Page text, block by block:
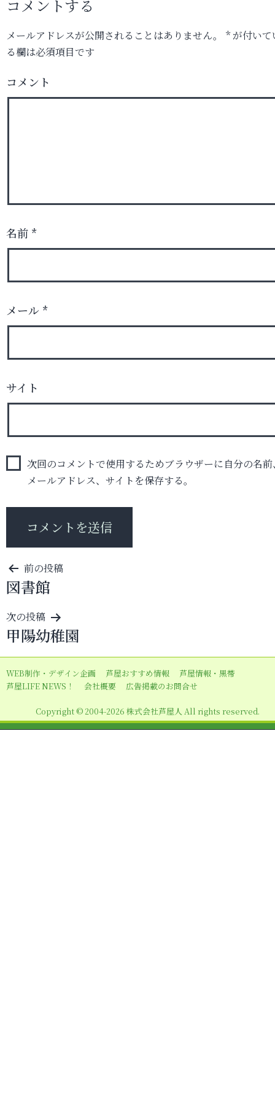
コメントする
メールアドレスが公開されることはありません。 *が付いて
る欄は必須項目です
コメント
名前 *
メール *
サイト
次回のコメントで使用するためブラウザーに自分の名前
メールアドレス、サイトを保存する。
投
稿
ナ
ビ
ゲ
ー
シ
ン
前の投稿
図書館
次の投稿
甲陽幼稚園
WEB制作・デザイン企画 芦屋おすすめ情報
芦屋情報・黒帯
芦屋LIFE NEWS！
会社概要 広告掲載のお問合せ
Copyright © 2004-2026 株式会社芦屋人 All rights reserved.